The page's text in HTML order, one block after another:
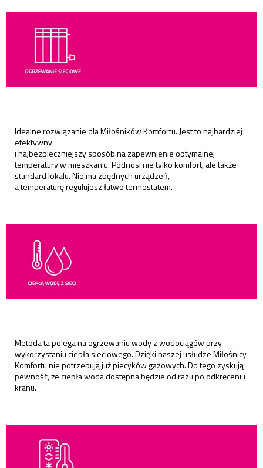
Idealne rozwiązanie dla Miłośników Komfortu. Jest to najbardziej
efektywny
i najbezpieczniejszy sposób na zapewnienie optymalnej
temperatury w mieszkaniu. Podnosi nie tylko komfort, ale także
standard lokalu. Nie ma zbędnych urządzeń,
a temperaturę regulujesz łatwo termostatem.
Metoda ta polega na ogrzewaniu wody z wodociągów przy
wykorzystaniu ciepła sieciowego. Dzięki naszej usłudze Miłośnicy
Komfortu nie potrzebują już piecyków gazowych. Do tego zyskują
pewność, że ciepła woda dostępna będzie od razu po odkręceniu
kranu.